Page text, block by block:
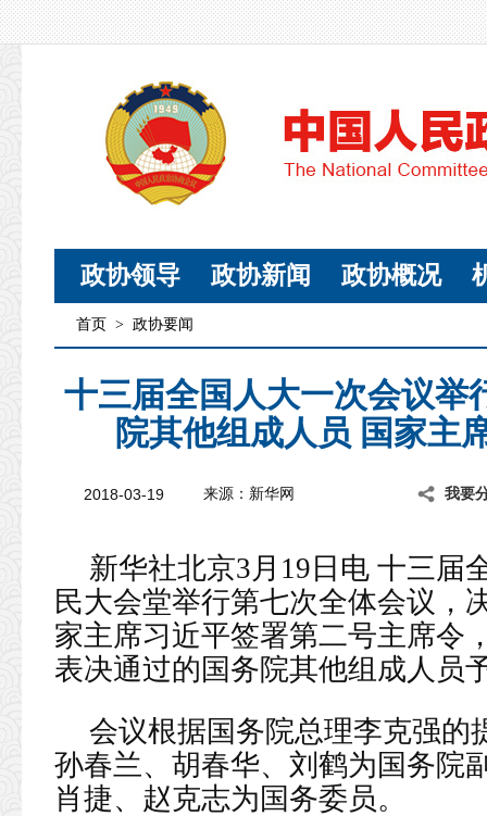
政协领导 政协新闻 政协概况
首页 > 政协要闻
十三届全国人大一次会议举
院其他组成人员 国家主
2018-03-19 来源：新华网 我要
新华社北京3月19日电 十三届
民大会堂举行第七次全体会议，
家主席习近平签署第二号主席令
表决通过的国务院其他组成人员
会议根据国务院总理李克强的
孙春兰、胡春华、刘鹤为国务院
肖捷、赵克志为国务委员。